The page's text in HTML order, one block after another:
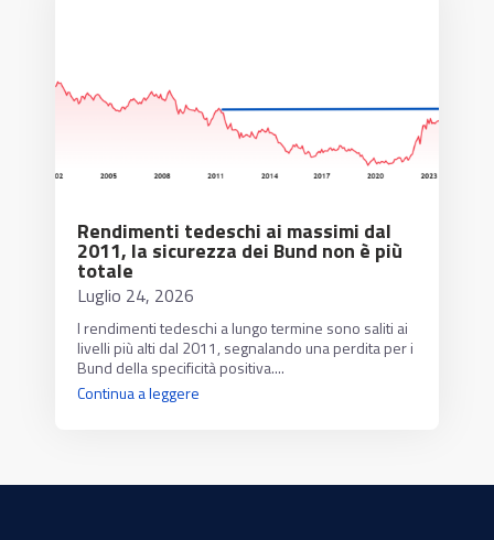
Rendimenti tedeschi ai massimi dal
2011, la sicurezza dei Bund non è più
totale
Luglio 24, 2026
I rendimenti tedeschi a lungo termine sono saliti ai
livelli più alti dal 2011, segnalando una perdita per i
Bund della specificità positiva....
Continua a leggere